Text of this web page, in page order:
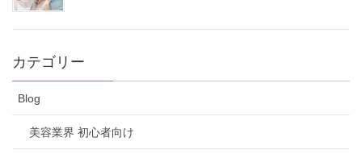
カテゴリー
Blog
美容業界 初心者向け